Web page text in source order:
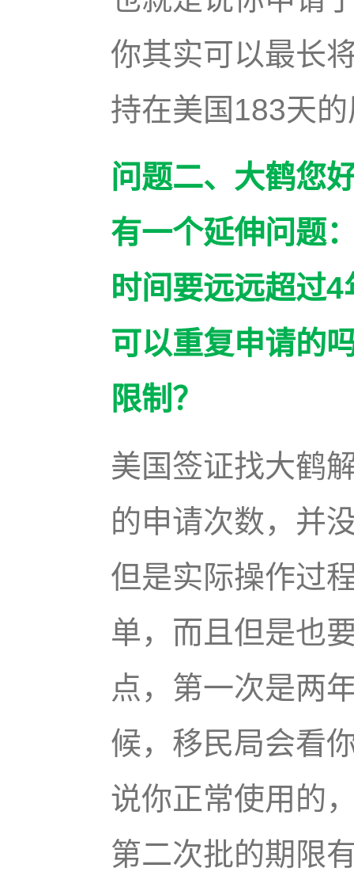
你其实可以最长
持在美国183天
问题二、大鹤您
有一个延伸问题
时间要远远超过
可以重复申请的
限制？
美国签证找大鹤
的申请次数，并
但是实际操作过
单，而且但是也
点，第一次是两
候，移民局会看
说你正常使用的
第二次批的期限